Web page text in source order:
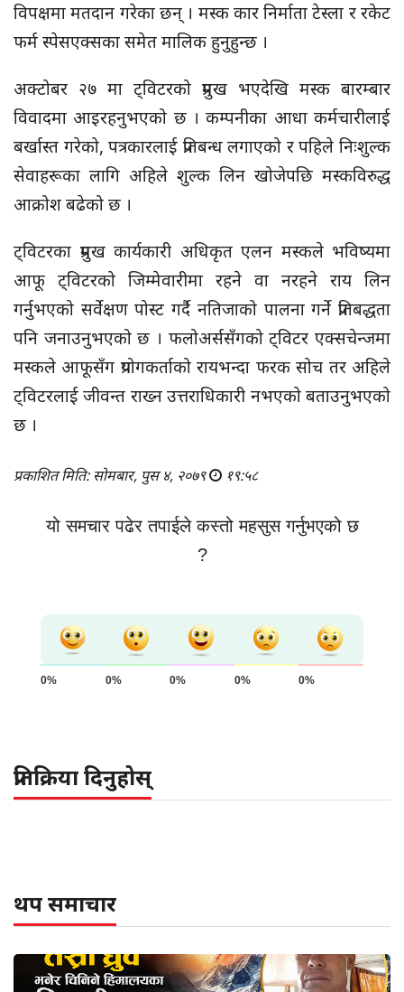
विपक्षमा मतदान गरेका छन् । मस्क कार निर्माता टेस्ला र रकेट
फर्म स्पेसएक्सका समेत मालिक हुनुहुन्छ ।
अक्टोबर २७ मा ट्विटरको प्रमुख भएदेखि मस्क बारम्बार
विवादमा आइरहनुभएको छ । कम्पनीका आधा कर्मचारीलाई
बर्खास्त गरेको, पत्रकारलाई प्रतिबन्ध लगाएको र पहिले निःशुल्क
सेवाहरूका लागि अहिले शुल्क लिन खोजेपछि मस्कविरुद्ध
आक्रोश बढेको छ ।
ट्विटरका प्रमुख कार्यकारी अधिकृत एलन मस्कले भविष्यमा
आफू ट्विटरको जिम्मेवारीमा रहने वा नरहने राय लिन
गर्नुभएको सर्वेक्षण पोस्ट गर्दै नतिजाको पालना गर्ने प्रतिबद्धता
पनि जनाउनुभएको छ । फलोअर्ससँगको ट्विटर एक्सचेन्जमा
मस्कले आफूसँग प्रयोगकर्ताको रायभन्दा फरक सोच तर अहिले
ट्विटरलाई जीवन्त राख्न उत्तराधिकारी नभएको बताउनुभएको
छ ।
प्रकाशित मिति: सोमबार, पुस ४, २०७९ १९:५८
यो समचार पढेर तपाईले कस्तो महसुस गर्नुभएको छ
?
0% 0% 0% 0% 0%
प्रतिक्रिया दिनुहोस्
थप समाचार